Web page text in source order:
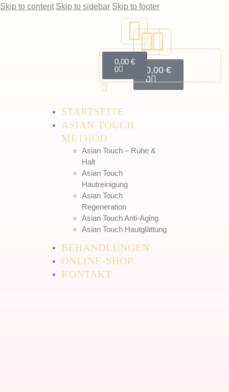
Skip to content Skip to sidebar Skip to footer
0,00€
0
STARTSEITE
ASIAN TOUCH
METHOD
Asian Touch – Ruhe &
Halt
Asian Touch
Hautreinigung
Asian Touch
Regeneration
Asian Touch Anti-Aging
Asian Touch Hautglättung
BEHANDLUNGEN
ONLINE-SHOP
KONTAKT
0,00€
0